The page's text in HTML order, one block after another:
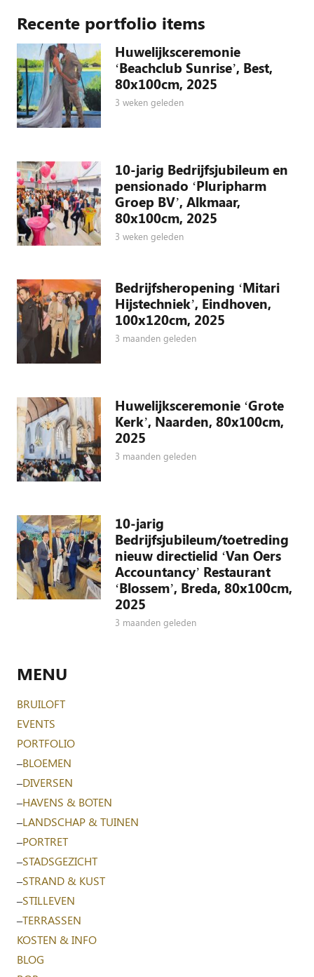
Recente portfolio items
Huwelijksceremonie
‘Beachclub Sunrise’, Best,
80x100cm, 2025
3 weken geleden
10-jarig Bedrijfsjubileum en
pensionado ‘Pluripharm
Groep BV’, Alkmaar,
80x100cm, 2025
3 weken geleden
Bedrijfsheropening ‘Mitari
Hijstechniek’, Eindhoven,
100x120cm, 2025
3 maanden geleden
Huwelijksceremonie ‘Grote
Kerk’, Naarden, 80x100cm,
2025
3 maanden geleden
10-jarig
Bedrijfsjubileum/toetreding
nieuw directielid ‘Van Oers
Accountancy’ Restaurant
‘Blossem’, Breda, 80x100cm,
2025
3 maanden geleden
MENU
BRUILOFT
EVENTS
PORTFOLIO
–BLOEMEN
–DIVERSEN
–HAVENS & BOTEN
–LANDSCHAP & TUINEN
–PORTRET
–STADSGEZICHT
–STRAND & KUST
–STILLEVEN
–TERRASSEN
KOSTEN & INFO
BLOG